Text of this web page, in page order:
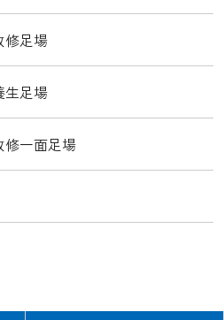
修足場
生足場
一面足場